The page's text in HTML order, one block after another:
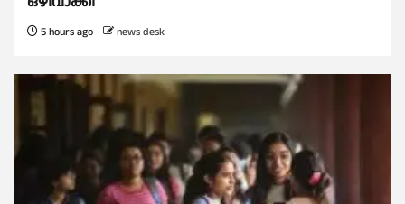
5 hours ago news desk